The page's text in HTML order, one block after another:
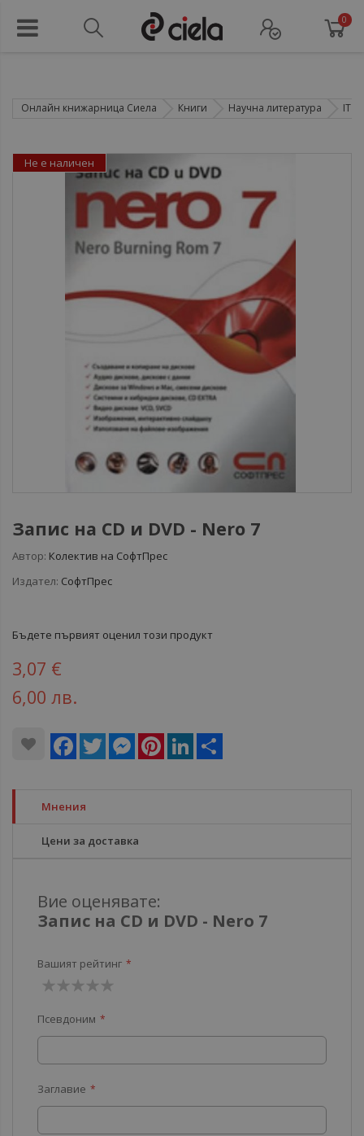
0
Онлайн книжарница Сиела Книги Научна литература IT
Запис на CD и DVD - Nero 7
Автор: Колектив на СофтПрес
Издател: СофтПрес
Бъдете първият оценил този продукт
3,07 €
6,00 лв.
Facebook
Twitter MessengerPinterestLinkedIn
Не е наличен
Мнения
Цени за доставка
Вие оценявате:
Запис на CD и DVD - Nero 7
Вашият рейтинг
звезда
звезди
звезди
звезди
звезди
Псевдоним
Заглавие